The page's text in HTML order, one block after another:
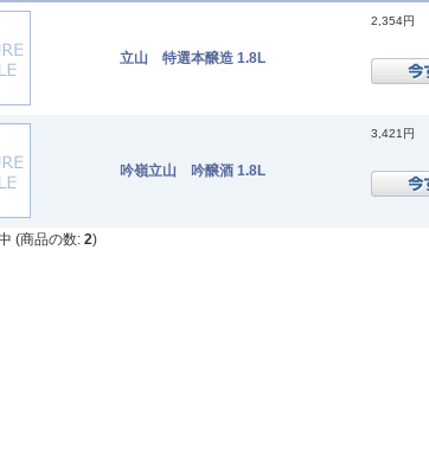
立山 特選本醸造 1.8L
2,354円
吟嶺立山 吟醸酒 1.8L
3,421円
(商品の数: 2)